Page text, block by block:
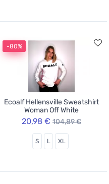
-80%
Ecoalf Hellensville Sweatshirt
Woman Off White
20,98 € 104,89 €
S L XL